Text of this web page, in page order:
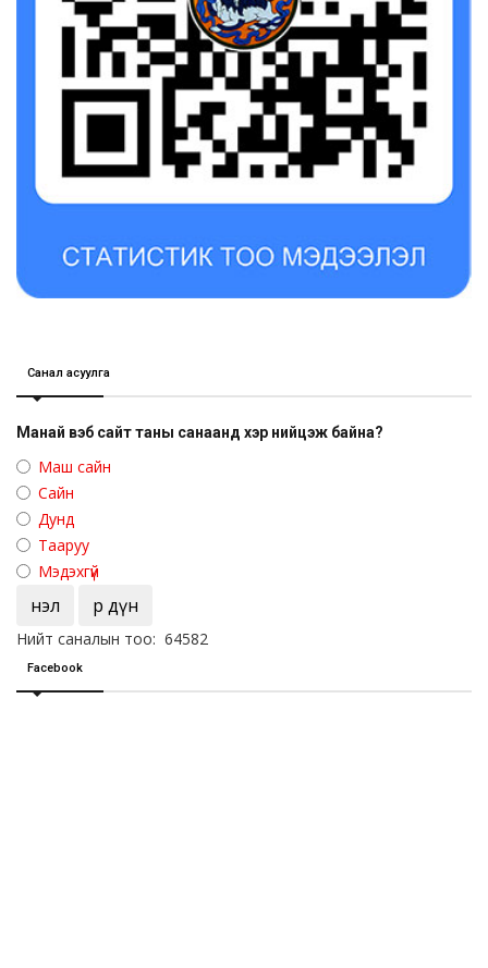
Санал асуулга
Манай вэб сайт таны санаанд хэр нийцэж байна?
Маш сайн
Сайн
Дунд
Тааруу
Мэдэхгүй
Үнэл Үр дүн
Нийт саналын тоо: 64582
Facebook